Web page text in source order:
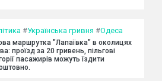
#Українська гривня #Одеса
маршрутка "Лапаївка" в околицях
проїзд за 20 гривень, пільгові
пасажирів можуть їздити